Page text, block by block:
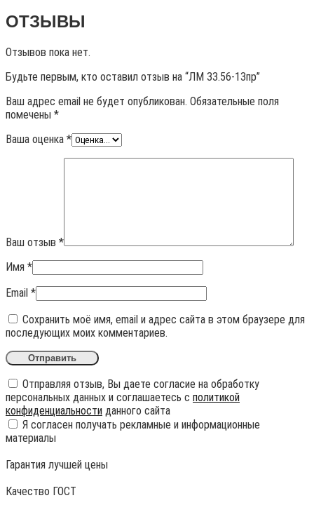
ОТЗЫВЫ
Отзывов пока нет.
Будьте первым, кто оставил отзыв на “ЛМ 33.56-13пр”
Ваш адрес email не будет опубликован. Обязательные поля
помечены *
Ваша оценка *
Ваш отзыв *
Имя *
Email *
Сохранить моё имя, email и адрес сайта в этом браузере для
последующих моих комментариев.
Отправляя отзыв, Вы даете согласие на обработку
персональных данных и соглашаетесь с политикой
конфиденциальности данного сайта
Я согласен получать рекламные и информационные
материалы
Гарантия лучшей цены
Качество ГОСТ